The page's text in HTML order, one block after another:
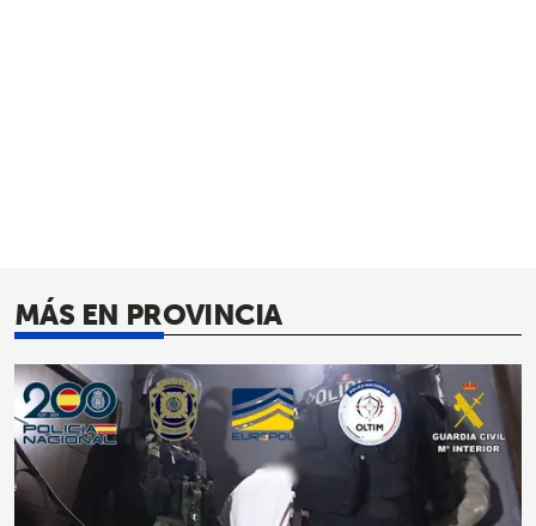
MÁS EN PROVINCIA